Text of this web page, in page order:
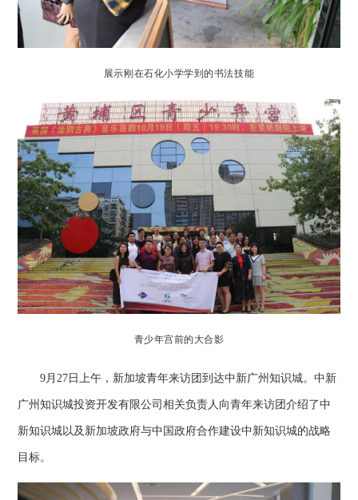
展示刚在石化小学学到的书法技能
青少年宫前的大合影
9月27日上午，新加坡青年来访团到达中新广州知识城。中新
广州知识城投资开发有限公司相关负责人向青年来访团介绍了中
新知识城以及新加坡政府与中国政府合作建设中新知识城的战略
目标。